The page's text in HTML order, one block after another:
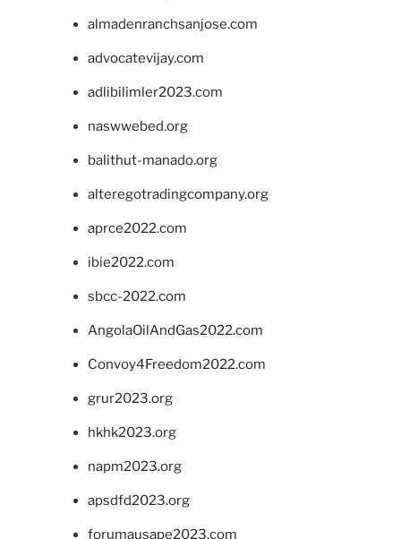
almadenranchsanjose.com
advocatevijay.com
adlibilimler2023.com
naswwebed.org
balithut-manado.org
alteregotradingcompany.org
aprce2022.com
ibie2022.com
sbcc-2022.com
AngolaOilAndGas2022.com
Convoy4Freedom2022.com
grur2023.org
hkhk2023.org
napm2023.org
apsdfd2023.org
forumausape2023.com